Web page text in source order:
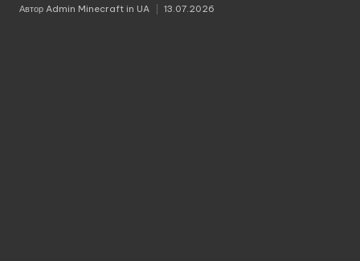
Опубліковано
Автор Admin Minecraft in UA 13.07.2026